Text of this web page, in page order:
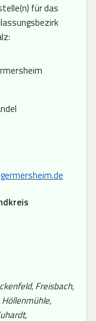
für das
Freisbach,